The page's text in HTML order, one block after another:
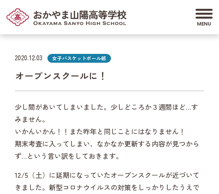
2020.12.03 女子バスケットボール部
オープンスクールに！
少し間があいてしまいました。少しどころか３週間ほど…す
みません。
いかんいかん！！また昨年と同じことにはなりません！
期末考査に入ってしまい、なかなか更新する内容が見つから
ず…という言い訳をしておきます。
12/5（土）に延期になっていたオープンスクールが近づいて
きました。新型コロナウイルスの対策をしっかりしたうえで